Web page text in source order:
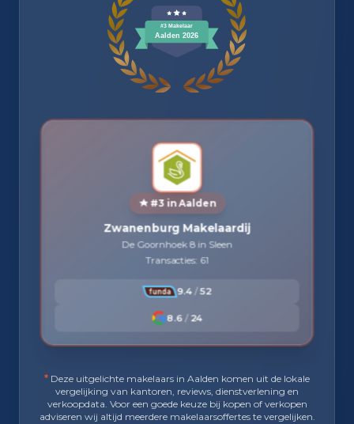
#3 in Aalden
Zwanenburg Makelaardij
De Goornhoek 8 in Sleen
Transacties: 61
9.4 / 52
8.6 / 24
* Deze uitgelichte makelaars in Aalden komen uit de lokale
vergelijking van kantoren, reviews, dienstverlening en
verkoopdata. Voor een goede keuze bij kopen of verkopen
adviseren wij altijd meerdere makelaarsoffertes te vergelijken.